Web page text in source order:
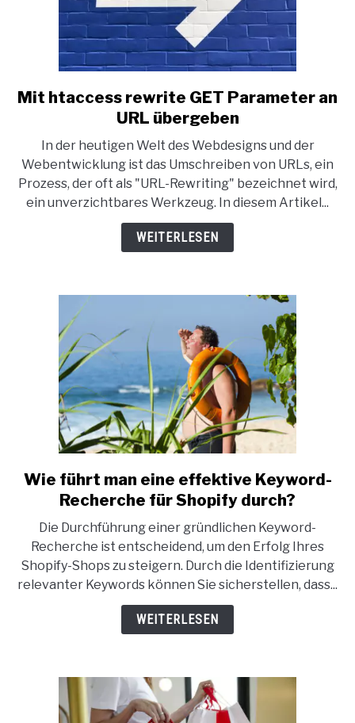
link
to
htaccess
rewrite
GET
Parameter
an
Mit htaccess rewrite GET Parameter an
URL übergeben
In der heutigen Welt des Webdesigns und der
Webentwicklung ist das Umschreiben von URLs, ein
Prozess, der oft als "URL-Rewriting" bezeichnet wird,
ein unverzichtbares Werkzeug. In diesem Artikel...
WEITERLESEN
link
to
führt
man
eine
effektive
Keyword-
Recherche
durch?
Wie führt man eine effektive Keyword-
Recherche für Shopify durch?
Die Durchführung einer gründlichen Keyword-
Recherche ist entscheidend, um den Erfolg Ihres
Shopify-Shops zu steigern. Durch die Identifizierung
relevanter Keywords können Sie sicherstellen, dass...
WEITERLESEN